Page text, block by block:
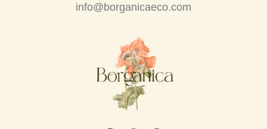
info@borganicaeco.com